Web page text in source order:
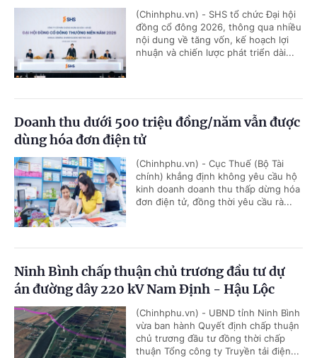
(Chinhphu.vn) - SHS tổ chức Đại hội
đồng cổ đông 2026, thông qua nhiều
nội dung về tăng vốn, kế hoạch lợi
nhuận và chiến lược phát triển dài...
Doanh thu dưới 500 triệu đồng/năm vẫn được
dùng hóa đơn điện tử
(Chinhphu.vn) - Cục Thuế (Bộ Tài
chính) khẳng định không yêu cầu hộ
kinh doanh doanh thu thấp dừng hóa
đơn điện tử, đồng thời yêu cầu rà...
Ninh Bình chấp thuận chủ trương đầu tư dự
án đường dây 220 kV Nam Định - Hậu Lộc
(Chinhphu.vn) - UBND tỉnh Ninh Bình
vừa ban hành Quyết định chấp thuận
chủ trương đầu tư đồng thời chấp
thuận Tổng công ty Truyền tải điện...